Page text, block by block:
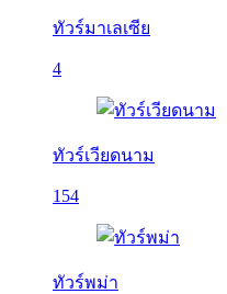
ทัวร์มาเลเซีย
4
ทัวร์เวียดนาม
154
ทัวร์พม่า